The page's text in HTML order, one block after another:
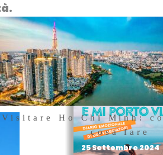
Visitare Ho Chi Minh:
cosa fare
25 Settembre 2024
Acquista
nostro